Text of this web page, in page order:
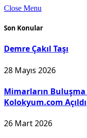
Close Menu
Son Konular
Demre Çakıl Taşı
28 Mayıs 2026
Mimarların Buluşma
Kolokyum.com Açıldı
26 Mart 2026